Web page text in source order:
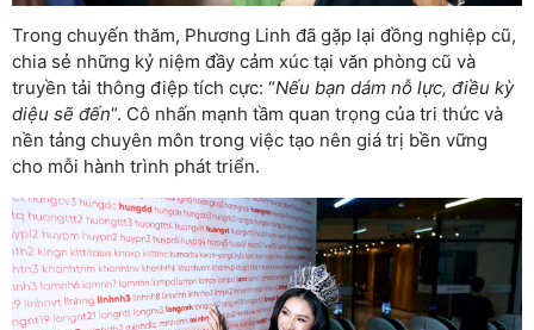
Trong chuyến thăm, Phương Linh đã gặp lại đồng nghiệp cũ,
chia sẻ những kỷ niệm đầy cảm xúc tại văn phòng cũ và
truyền tải thông điệp tích cực: “Nếu bạn dám nỗ lực, điều kỳ
diệu sẽ đến“. Cô nhấn mạnh tầm quan trọng của tri thức và
nền tảng chuyên môn trong việc tạo nên giá trị bền vững
cho mỗi hành trình phát triển.